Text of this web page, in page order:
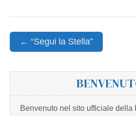
Post
navigation
← “Segui la Stella”
Benvenuto nel sito ufficiale della